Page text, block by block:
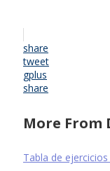
share
tweet
gplus
share
More From
Tabla de